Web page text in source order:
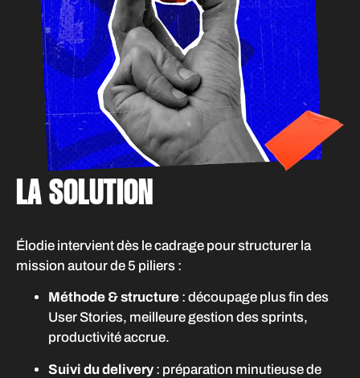
LA SOLUTION
Élodie intervient dès le cadrage pour structurer la
mission autour de 5 piliers :
Méthode & structure : découpage plus fin des
User Stories, meilleure gestion des sprints,
productivité accrue.
Suivi du delivery : préparation minutieuse de